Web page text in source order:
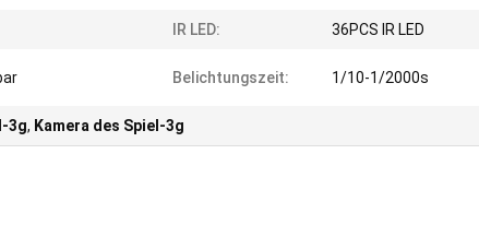
IR LED: 36PCS IR LED
Belichtungszeit: 1/10-1/2000s
3g, Kamera des Spiel-3g